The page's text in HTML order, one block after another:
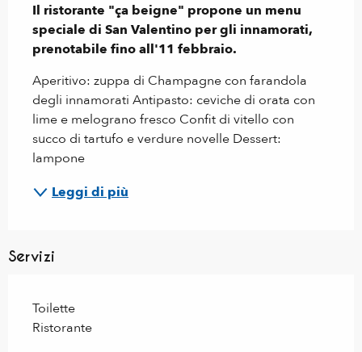
Il ristorante "ça beigne" propone un menu
speciale di San Valentino per gli innamorati,
prenotabile fino all'11 febbraio.
Aperitivo: zuppa di Champagne con farandola
degli innamorati Antipasto: ceviche di orata con
lime e melograno fresco Confit di vitello con
succo di tartufo e verdure novelle Dessert:
lampone
Leggi di più
Servizi
Toilette
Ristorante